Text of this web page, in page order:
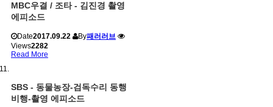
MBC우결 / 조타 - 김진경 촬영
에피소드
Date2017.09.22 By패러러브
Views2282
Read More
SBS - 동물농장-검독수리 동행
비행-촬영 에피소드